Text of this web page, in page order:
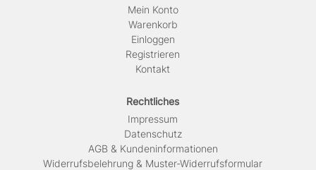
Mein Konto
Warenkorb
Einloggen
Registrieren
Kontakt
Rechtliches
Impressum
Daten­schutz
AGB & Kundeninformationen
Widerrufsbelehrung & Muster-Widerrufsformular